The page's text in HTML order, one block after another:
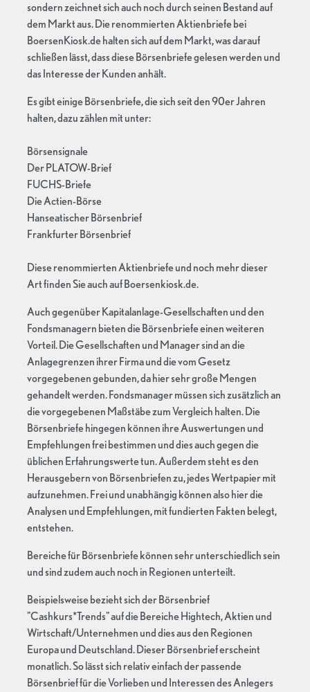
sondern zeichnet sich auch noch durch seinen Bestand auf
dem Markt aus. Die renommierten Aktienbriefe bei
BoersenKiosk.de halten sich auf dem Markt, was darauf
schließen lässt, dass diese Börsenbriefe gelesen werden und
das Interesse der Kunden anhält.
Es gibt einige Börsenbriefe, die sich seit den 90er Jahren
halten, dazu zählen mit unter:
Börsensignale
Der PLATOW-Brief
FUCHS-Briefe
Die Actien-Börse
Hanseatischer Börsenbrief
Frankfurter Börsenbrief
Diese renommierten Aktienbriefe und noch mehr dieser
Art finden Sie auch auf Boersenkiosk.de.
Auch gegenüber Kapitalanlage-Gesellschaften und den
Fondsmanagern bieten die Börsenbriefe einen weiteren
Vorteil. Die Gesellschaften und Manager sind an die
Anlagegrenzen ihrer Firma und die vom Gesetz
vorgegebenen gebunden, da hier sehr große Mengen
gehandelt werden. Fondsmanager müssen sich zusätzlich an
die vorgegebenen Maßstäbe zum Vergleich halten. Die
Börsenbriefe hingegen können ihre Auswertungen und
Empfehlungen frei bestimmen und dies auch gegen die
üblichen Erfahrungswerte tun. Außerdem steht es den
Herausgebern von Börsenbriefen zu, jedes Wertpapier mit
aufzunehmen. Frei und unabhängig können also hier die
Analysen und Empfehlungen, mit fundierten Fakten belegt,
entstehen.
Bereiche für Börsenbriefe können sehr unterschiedlich sein
und sind zudem auch noch in Regionen unterteilt.
Beispielsweise bezieht sich der Börsenbrief
"Cashkurs*Trends" auf die Bereiche Hightech, Aktien und
Wirtschaft/Unternehmen und dies aus den Regionen
Europa und Deutschland. Dieser Börsenbrief erscheint
monatlich. So lässt sich relativ einfach der passende
Börsenbrief für die Vorlieben und Interessen des Anlegers